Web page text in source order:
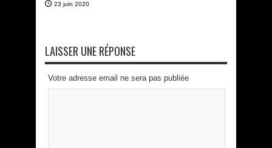
23 juin 2020
LAISSER UNE RÉPONSE
Votre adresse email ne sera pas publiée